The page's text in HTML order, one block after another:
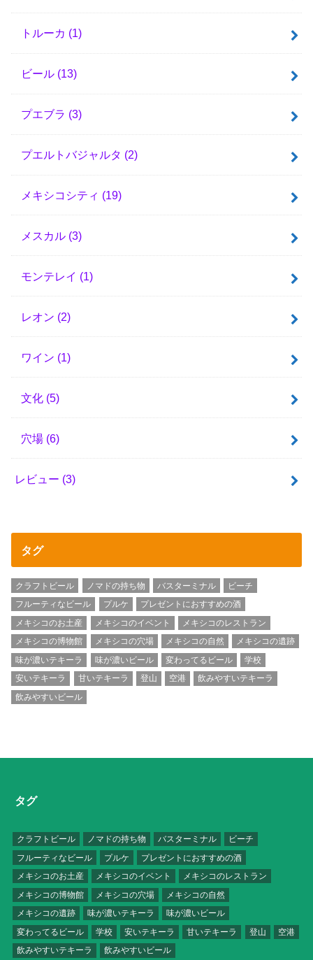
トルーカ (1)
ビール (13)
プエブラ (3)
プエルトバジャルタ (2)
メキシコシティ (19)
メスカル (3)
モンテレイ (1)
レオン (2)
ワイン (1)
文化 (5)
穴場 (6)
レビュー (3)
タグ
クラフトビール ノマドの持ち物 バスターミナル
ビーチ
フルーティなビール
プルケ
プレゼントにおすすめの酒
メキシコのお土産
メキシコのイベント
メキシコのレストラン
メキシコの博物館
メキシコの穴場 メキシコの自然
メキシコの遺跡
味が濃いテキーラ
味が濃いビール 変わってるビール
学校
安いテキーラ
甘いテキーラ 登山 空港
飲みやすいテキーラ
飲みやすいビール
タグ
クラフトビール ノマドの持ち物 バスターミナル
ビーチ
フルーティなビール
プルケ
プレゼントにおすすめの酒
メキシコのお土産
メキシコのイベント
メキシコのレストラン
メキシコの博物館
メキシコの穴場
メキシコの自然
メキシコの遺跡
味が濃いテキーラ
味が濃いビール
変わってるビール
学校 安いテキーラ 甘いテキーラ 登山
空港
飲みやすいテキーラ
飲みやすいビール